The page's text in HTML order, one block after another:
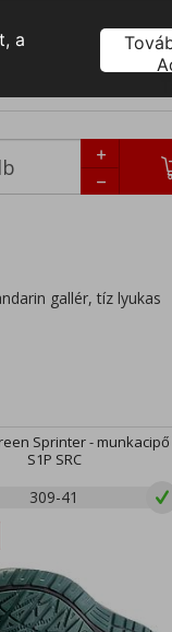
gallér, tíz lyukas
Sprinter - munkacipő
S1P SRC
309-41